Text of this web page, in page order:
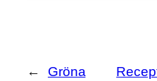
←
Gröna